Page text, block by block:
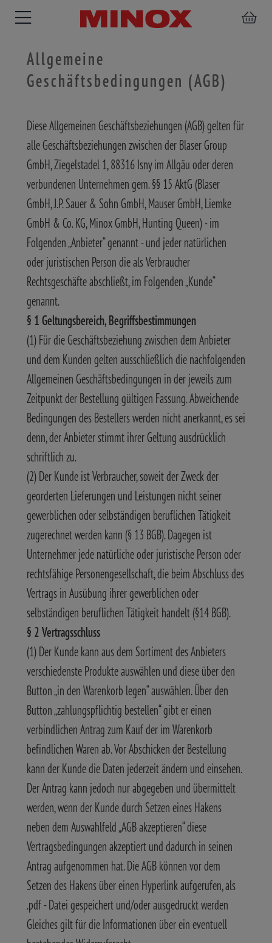
Allgemeine
Geschäftsbedingungen (AGB)
Diese Allgemeinen Geschäftsbeziehungen (AGB) gelten für
alle Geschäftsbeziehungen zwischen der Blaser Group
GmbH, Ziegelstadel 1, 88316 Isny im Allgäu oder deren
verbundenen Unternehmen gem. §§ 15 AktG (Blaser
GmbH, J.P. Sauer & Sohn GmbH, Mauser GmbH, Liemke
GmbH & Co. KG, Minox GmbH, Hunting Queen) - im
Folgenden „Anbieter“ genannt - und jeder natürlichen
oder juristischen Person die als Verbraucher
Rechtsgeschäfte abschließt, im Folgenden „Kunde“
genannt.
§ 1 Geltungsbereich, Begriffsbestimmungen
(1) Für die Geschäftsbeziehung zwischen dem Anbieter
und dem Kunden gelten ausschließlich die nachfolgenden
Allgemeinen Geschäftsbedingungen in der jeweils zum
Zeitpunkt der Bestellung gültigen Fassung. Abweichende
Bedingungen des Bestellers werden nicht anerkannt, es sei
denn, der Anbieter stimmt ihrer Geltung ausdrücklich
schriftlich zu.
(2) Der Kunde ist Verbraucher, soweit der Zweck der
georderten Lieferungen und Leistungen nicht seiner
gewerblichen oder selbständigen beruflichen Tätigkeit
zugerechnet werden kann (§ 13 BGB). Dagegen ist
Unternehmer jede natürliche oder juristische Person oder
rechtsfähige Personengesellschaft, die beim Abschluss des
Vertrags in Ausübung ihrer gewerblichen oder
selbständigen beruflichen Tätigkeit handelt (§14 BGB).
§ 2 Vertragsschluss
(1) Der Kunde kann aus dem Sortiment des Anbieters
verschiedenste Produkte auswählen und diese über den
Button „in den Warenkorb legen“ auswählen. Über den
Button „zahlungspflichtig bestellen“ gibt er einen
verbindlichen Antrag zum Kauf der im Warenkorb
befindlichen Waren ab. Vor Abschicken der Bestellung
kann der Kunde die Daten jederzeit ändern und einsehen.
Der Antrag kann jedoch nur abgegeben und übermittelt
werden, wenn der Kunde durch Setzen eines Hakens
neben dem Auswahlfeld „AGB akzeptieren“ diese
Vertragsbedingungen akzeptiert und dadurch in seinen
Antrag aufgenommen hat. Die AGB können vor dem
Setzen des Hakens über einen Hyperlink aufgerufen, als
.pdf - Datei gespeichert und/oder ausgedruckt werden
Gleiches gilt für die Informationen über ein eventuell